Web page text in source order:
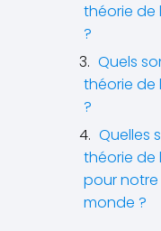
théorie de
?
Quels
théorie de
?
Quelles
théorie de
pour
monde ?